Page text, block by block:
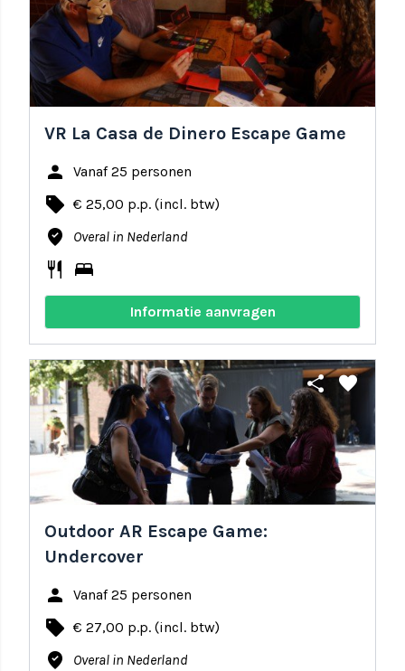
VR La Casa de Dinero Escape Game
person Vanaf 25 personen
local_offer € 25,00 p.p. (incl. btw)
where_to_vote Overal in Nederland
restaurant bed
Informatie aanvragen
share favorite
Outdoor AR Escape Game:
Undercover
person Vanaf 25 personen
local_offer € 27,00 p.p. (incl. btw)
where_to_vote Overal in Nederland